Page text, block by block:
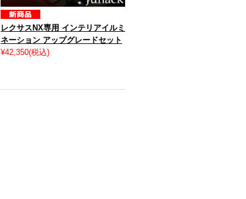
レクサスNX専用 インテリアイルミ
ネーション アップグレードセット
¥42,350(税込)